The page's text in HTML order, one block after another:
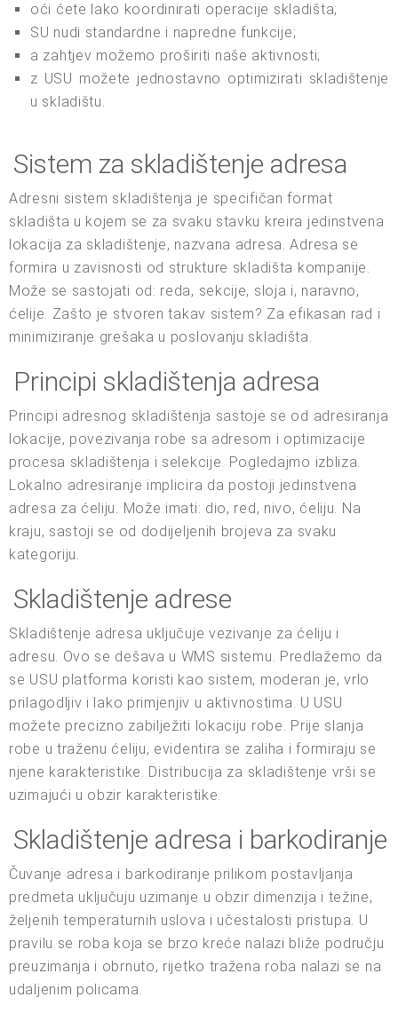
oći ćete lako koordinirati operacije skladišta;
SU nudi standardne i napredne funkcije;
a zahtjev možemo proširiti naše aktivnosti;
z USU možete jednostavno optimizirati skladištenje
u skladištu.
Sistem za skladištenje adresa
Adresni sistem skladištenja je specifičan format
skladišta u kojem se za svaku stavku kreira jedinstvena
lokacija za skladištenje, nazvana adresa. Adresa se
formira u zavisnosti od strukture skladišta kompanije.
Može se sastojati od: reda, sekcije, sloja i, naravno,
ćelije. Zašto je stvoren takav sistem? Za efikasan rad i
minimiziranje grešaka u poslovanju skladišta.
Principi skladištenja adresa
Principi adresnog skladištenja sastoje se od adresiranja
lokacije, povezivanja robe sa adresom i optimizacije
procesa skladištenja i selekcije. Pogledajmo izbliza.
Lokalno adresiranje implicira da postoji jedinstvena
adresa za ćeliju. Može imati: dio, red, nivo, ćeliju. Na
kraju, sastoji se od dodijeljenih brojeva za svaku
kategoriju.
Skladištenje adrese
Skladištenje adresa uključuje vezivanje za ćeliju i
adresu. Ovo se dešava u WMS sistemu. Predlažemo da
se USU platforma koristi kao sistem, moderan je, vrlo
prilagodljiv i lako primjenjiv u aktivnostima. U USU
možete precizno zabilježiti lokaciju robe. Prije slanja
robe u traženu ćeliju, evidentira se zaliha i formiraju se
njene karakteristike. Distribucija za skladištenje vrši se
uzimajući u obzir karakteristike.
Skladištenje adresa i barkodiranje
Čuvanje adresa i barkodiranje prilikom postavljanja
predmeta uključuju uzimanje u obzir dimenzija i težine,
željenih temperaturnih uslova i učestalosti pristupa. U
pravilu se roba koja se brzo kreće nalazi bliže području
preuzimanja i obrnuto, rijetko tražena roba nalazi se na
udaljenim policama.